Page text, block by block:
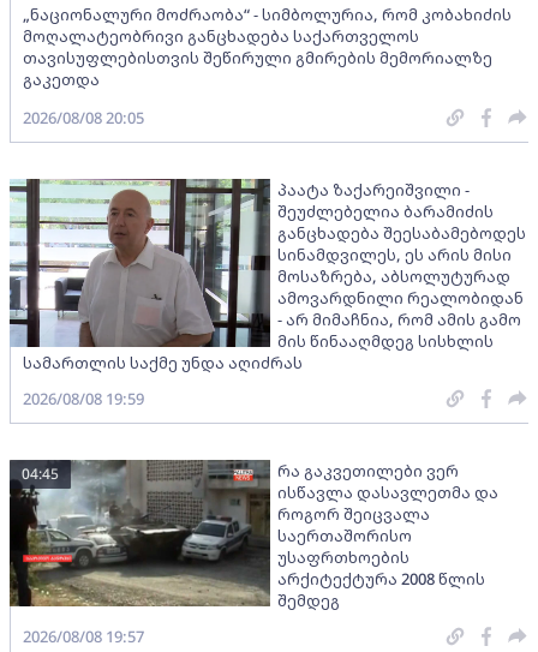
„ნაციონალური მოძრაობა“ - სიმბოლურია, რომ კობახიძის
მოღალატეობრივი განცხადება საქართველოს
თავისუფლებისთვის შეწირული გმირების მემორიალზე
გაკეთდა
2026/08/08 20:05
პაატა ზაქარეიშვილი -
შეუძლებელია ბარამიძის
განცხადება შეესაბამებოდეს
სინამდვილეს, ეს არის მისი
მოსაზრება, აბსოლუტურად
ამოვარდნილი რეალობიდან
- არ მიმაჩნია, რომ ამის გამო
მის წინააღმდეგ სისხლის
სამართლის საქმე უნდა აღიძრას
2026/08/08 19:59
რა გაკვეთილები ვერ
ისწავლა დასავლეთმა და
როგორ შეიცვალა
საერთაშორისო
უსაფრთხოების
არქიტექტურა 2008 წლის
შემდეგ
04:45
2026/08/08 19:57